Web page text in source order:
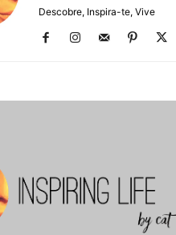
Descobre, Inspira-te, Vive